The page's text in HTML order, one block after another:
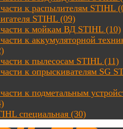
к распылителям STIHL
STIHL (09)
к мойкам ВД STIHL (10)
к аккумуляторной
к пылесосам STIHL (11)
к опрыскивателям SG
к подметальным
специальная (30)